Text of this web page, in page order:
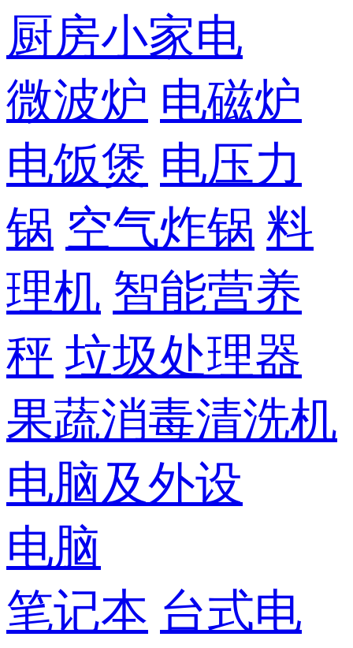
厨房小家电
微波炉 电磁炉
电饭煲 电压力
锅 空气炸锅 料
理机 智能营养
秤 垃圾处理器
果蔬消毒清洗机
电脑及外设
电脑
笔记本 台式电